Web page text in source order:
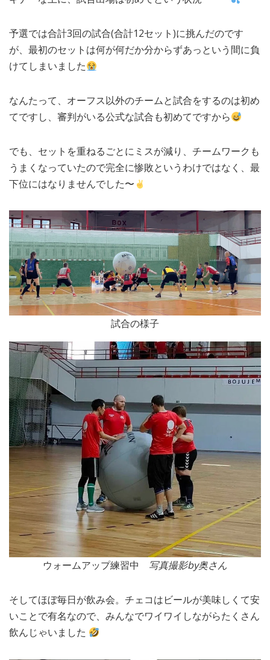
予選では合計3回の試合(合計12セット)に挑んだのです
が、最初のセットは何が何だか分からずあっという間に負
けてしまいました
なんたって、オーフス以外のチームと試合をするのは初め
てですし、審判がいる公式な試合も初めてですから
でも、セットを重ねるごとにミスが減り、チームワークも
うまくなっていたので完全に惨敗というわけではなく、最
下位にはなりませんでした〜
試合の様子
ウォームアップ練習中 写真撮影by奥さん
そしてほぼ毎日が飲み会。チェコはビールが美味しくて安
いことで有名なので、みんなでワイワイしながらたくさん
飲んじゃいました